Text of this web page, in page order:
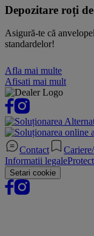
Depozitare roți
Asigură-te că
standardelor!
Afla mai multe
Afisati mai mult
Contact
Informatii legale
Setari cookie